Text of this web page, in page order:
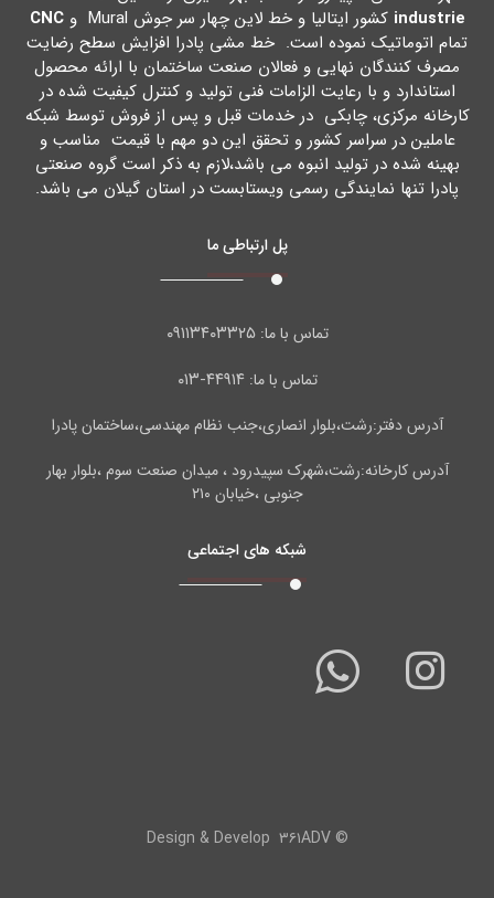
industrie کشور ایتالیا و خط لاین چهار سر جوش Mural و
CNC
تمام اتوماتیک نموده است. خط مشی پادرا افزایش سطح رضایت
مصرف کنندگان نهایی و فعالان صنعت ساختمان با ارائه محصول
استاندارد و با رعایت الزامات فنی تولید و کنترل کیفیت شده در
کارخانه مرکزي، چابکی در خدمات قبل و پس از فروش توسط شبکه
عاملین در سراسر کشور و تحقق این دو مهم با قیمت مناسب و
بهینه شده در تولید انبوه می باشد،لازم به ذکر است گروه صنعتی
پادرا تنها نمایندگی رسمی ویستابست در استان گیلان می باشد.
پل ارتباطی ما
تماس با ما:۰۹۱۱۳۴۰۳۳۲۵
تماس با ما: ۴۴۹۱۴-۰۱۳
آدرس دفتر:رشت،بلوار انصاری،جنب نظام مهندسی،ساختمان پادرا
آدرس کارخانه:رشت،شهرک سپیدرود ، میدان صنعت سوم ،بلوار بهار
جنوبی ،خیابان ۲۱۰
شبکه های اجتماعی
© Design & Develop۳۶۱ADV